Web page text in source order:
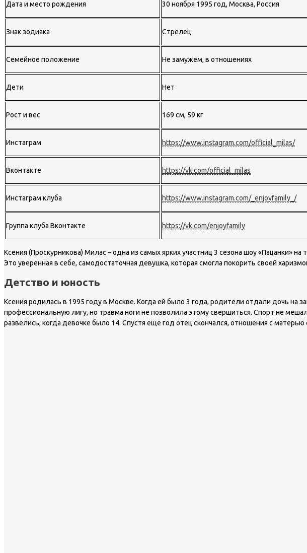
Дата и место рождения 30 ноября 1995 год, Москва, Россия
Знак зодиака Стрелец
Семейное положение Не замужем, в отношениях
Дети Нет
Рост и вес 169 см, 59 кг
Инстаграм https://www.instagram.com/official_milas/
Вконтакте https://vk.com/official_milas
Инстаграм клуба https://www.instagram.com/_enjoyfamily_/
Группа клуба Вконтакте https://vk.com/enjoyfamily
Ксения (Проскурникова) Милас – одна из самых ярких участниц 3 сезона шоу «Пацанки»
Это уверенная в себе, самодостаточная девушка, которая смогла покорить своей
Детство и юность
Ксения родилась в 1995 году в Москве. Когда ей было 3 года, родители отдали дочь на
профессиональную лигу, но травма ноги не позволила этому свершиться. Спорт не
развелись, когда девочке было 14. Спустя еще год отец скончался, отношения с матерью